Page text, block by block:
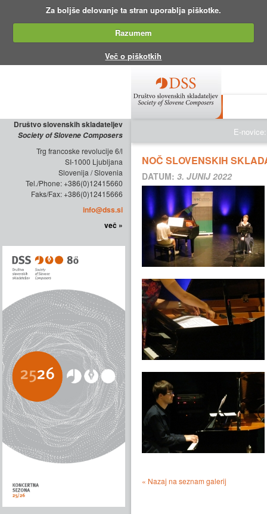
Za boljše delovanje ta stran uporablja piškotke.
Razumem
Več o piškotkih
Društvo slovenskih skladateljev
Society of Slovene Composers
Trg francoske revolucije 6/l
SI-1000 Ljubljana
Slovenija / Slovenia
Tel./Phone: +386(0)12415660
Faks/Fax: +386(0)12415666
info@dss.si
več »
E-novice:
NOČ SLOVENSKIH
DATUM: 3. JUNIJ 2022
« Nazaj na seznam galerij